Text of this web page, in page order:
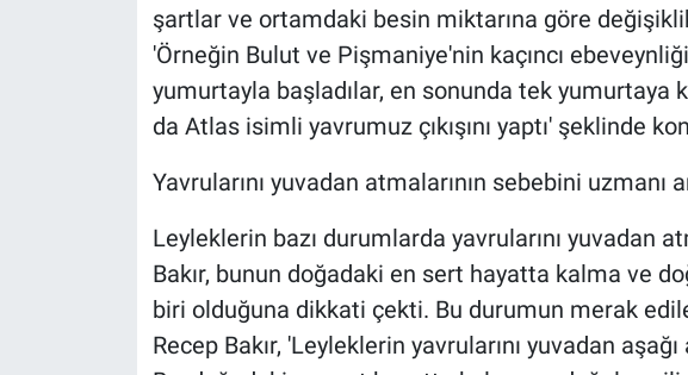
şartlar ve ortamdaki besin miktarına göre
'Örneğin Bulut ve Pişmaniye'nin kaçıncı
yumurtayla başladılar, en sonunda tek yumurtaya
da Atlas isimli yavrumuz çıkışını yaptı' şeklinde
Yavrularını yuvadan atmalarının sebebini uzmanı
Leyleklerin bazı durumlarda yavrularını yuvadan
Bakır, bunun doğadaki en sert hayatta kalma ve
biri olduğuna dikkati çekti. Bu durumun merak
Recep Bakır, 'Leyleklerin yavrularını yuvadan